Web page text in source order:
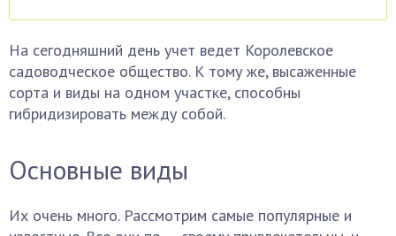
На сегодняшний день учет ведет Королевское
садоводческое общество. К тому же, высаженные
сорта и виды на одном участке, способны
гибридизировать между собой.
Основные виды
Их очень много. Рассмотрим самые популярные и